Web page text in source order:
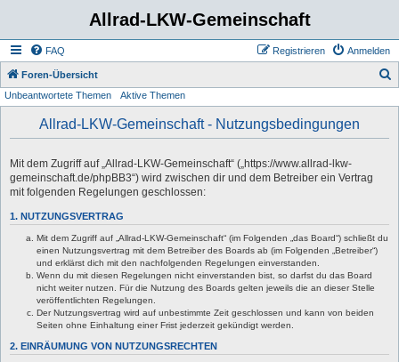
Allrad-LKW-Gemeinschaft
FAQ Anmelden
Registrieren
Foren-Übersicht
Unbeantwortete Themen Aktive Themen
Allrad-LKW-Gemeinschaft - Nutzungsbedingungen
Mit dem Zugriff auf „Allrad-LKW-Gemeinschaft“ („https://www.allrad-lkw-
gemeinschaft.de/phpBB3“) wird zwischen dir und dem Betreiber ein Vertrag
mit folgenden Regelungen geschlossen:
1. NUTZUNGSVERTRAG
Mit dem Zugriff auf „Allrad-LKW-Gemeinschaft“ (im Folgenden „das Board“) schließt du
einen Nutzungsvertrag mit dem Betreiber des Boards ab (im Folgenden „Betreiber“)
und erklärst dich mit den nachfolgenden Regelungen einverstanden.
Wenn du mit diesen Regelungen nicht einverstanden bist, so darfst du das Board
nicht weiter nutzen. Für die Nutzung des Boards gelten jeweils die an dieser Stelle
veröffentlichten Regelungen.
Der Nutzungsvertrag wird auf unbestimmte Zeit geschlossen und kann von beiden
Seiten ohne Einhaltung einer Frist jederzeit gekündigt werden.
2. EINRÄUMUNG VON NUTZUNGSRECHTEN